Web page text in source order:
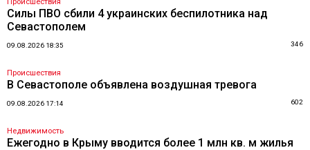
Силы ПВО сбили 4 украинских беспилотника над
Севастополем
09.08.2026 18:35 346
Происшествия
В Севастополе объявлена воздушная тревога
09.08.2026 17:14 602
Недвижимость
Ежегодно в Крыму вводится более 1 млн кв. м жилья